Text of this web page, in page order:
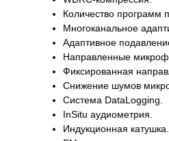
Количество программ
Многоканальное
Адаптивное
Направленные
Фиксированная
Снижение шумов
Система DataLogging.
InSitu аудиометрия.
Индукционная катушка.